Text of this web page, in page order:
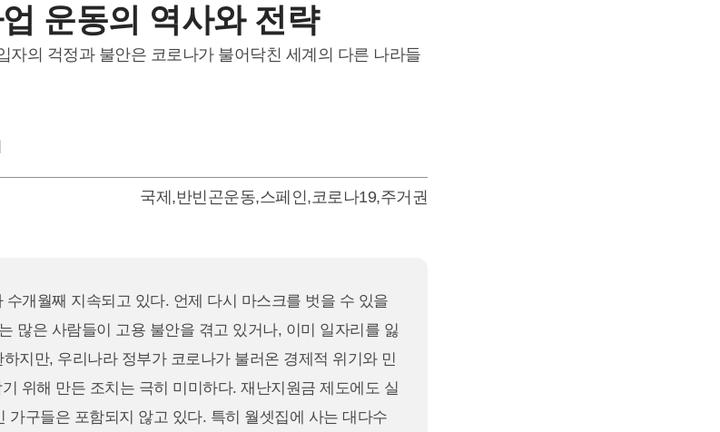
운동의 역사와 전략
자의 걱정과 불안은 코로나가 불어닥친 세계의 다른 나라들
국제 ,반빈곤운동,스페인,코로나19,주거권
수개월째 지속되고 있다. 언제 다시 마스크를 벗을 수 있을
많은 사람들이 고용 불안을 겪고 있거나, 이미 일자리를 잃
하지만, 우리나라 정부가 코로나가 불러온 경제적 위기와 민
위해 만든 조치는 극히 미미하다. 재난지원금 제도에도 실
가구들은 포함되지 않고 있다. 특히 월셋집에 사는 대다수